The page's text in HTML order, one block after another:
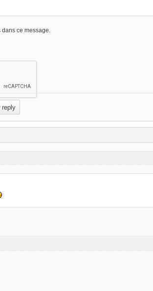
ce message.